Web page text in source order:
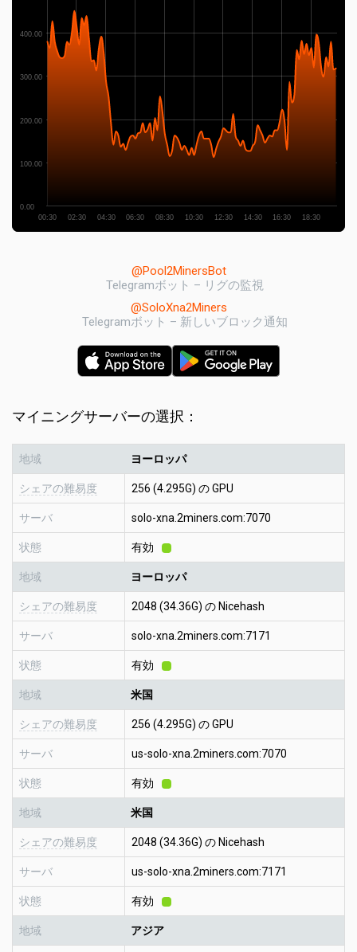
00:30 02:30 04:30 06:30 08:30 10:30 12:30 14:30 16:30 18:30
0.00
100.00
200.00
300.00
400.00
@Pool2MinersBot
Telegramボット – リグの監視
@SoloXna2Miners
Telegramボット – 新しいブロック通知
マイニングサーバーの選択：
地域 ヨーロッパ
シェアの難易度 256 (4.295G) の GPU
サーバ solo-xna.2miners.com:7070
状態 有効
地域 ヨーロッパ
シェアの難易度 2048 (34.36G) の Nicehash
サーバ solo-xna.2miners.com:7171
状態 有効
地域 米国
シェアの難易度 256 (4.295G) の GPU
サーバ us-solo-xna.2miners.com:7070
状態 有効
地域 米国
シェアの難易度 2048 (34.36G) の Nicehash
サーバ us-solo-xna.2miners.com:7171
状態 有効
地域 アジア